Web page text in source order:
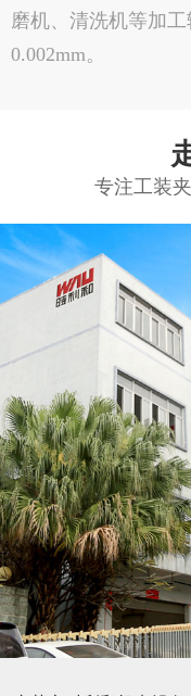
磨机、清洗机等加
0.002mm。
专注工装